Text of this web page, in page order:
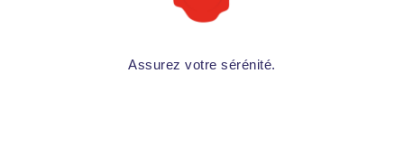
Assurez votre sérénité.